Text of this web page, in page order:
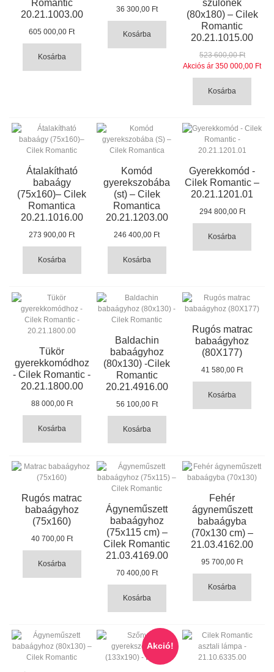
Romantic
20.21.1003.00
605 000,00 Ft
Kosárba
36 300,00 Ft
Kosárba
szülőnek
(80x180) – Cilek
Romantic
20.21.1015.00
523 600,00 Ft
Akciós ár 350 000,00 Ft
Kosárba
Átalakítható
babaágy
(75x160)– Cilek
Romantica
20.21.1016.00
273 900,00 Ft
Kosárba
Komód
gyerekszobába
(st) – Cilek
Romantica
20.21.1203.00
246 400,00 Ft
Kosárba
Gyerekkomód -
Cilek Romantic –
20.21.1201.01
294 800,00 Ft
Kosárba
Tükör
gyerekkomódhoz
- Cilek Romantic -
20.21.1800.00
88 000,00 Ft
Kosárba
Baldachin
babaágyhoz
(80x130) -Cilek
Romantic
20.21.4916.00
56 100,00 Ft
Kosárba
Rugós matrac
babaágyhoz
(80X177)
41 580,00 Ft
Kosárba
Rugós matrac
babaágyhoz
(75x160)
40 700,00 Ft
Kosárba
Ágyneműszett
babaágyhoz
(75x115 cm) –
Cilek Romantic
21.03.4169.00
70 400,00 Ft
Kosárba
Fehér
ágyneműszett
babaágyba
(70x130 cm) –
21.03.4162.00
95 700,00 Ft
Kosárba
Akció!